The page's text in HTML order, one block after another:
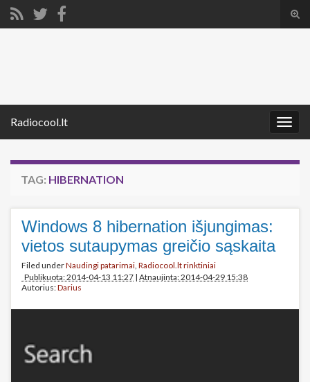
Radiocool.lt
TAG: HIBERNATION
Windows 8 hibernation išjungimas:
vietos sutaupymas greičio sąskaita
Filed underNaudingi patarimai, Radiocool.lt rinktiniai
Publikuota: 2014-04-13 11:27 | Atnaujinta: 2014-04-29 15:38
Autorius:Darius